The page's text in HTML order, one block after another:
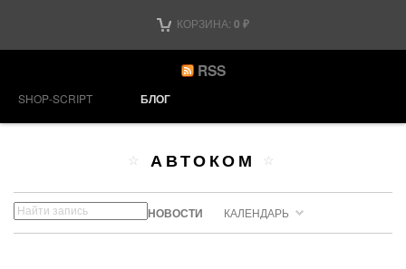
КОРЗИНА: 0 ₽
RSS
SHOP-SCRIPT БЛОГ
АВТОКОМ
НОВОСТИ КАЛЕНДАРЬ